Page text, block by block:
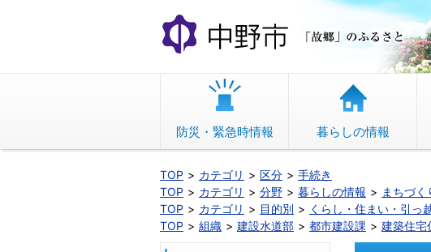
文
へ
動
中
防災・緊急時情報 暮らしの情報
TOP カテゴリ 区分
手続き
TOP
カテゴリ 分野 暮らしの情報 まちづく
TOP
カテゴリ 目的別 くらし・住まい・引っ
TOP
組織 建設水道部 都市建設課 建築住宅